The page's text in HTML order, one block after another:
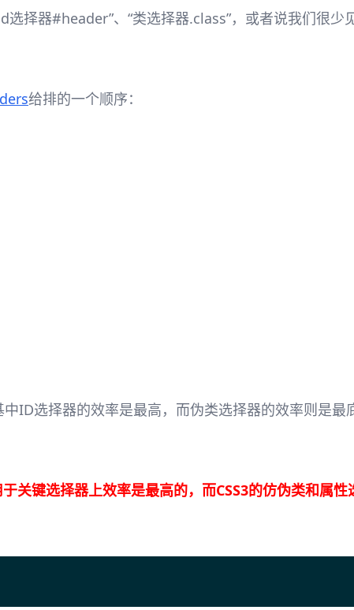
选择器#header”、“类选择器.class”，或者说我们很
给排的一个顺序：
ID选择器的效率是最高，而伪类选择器的效率则是最
关键选择器上效率是最高的，而CSS3的仿伪类和属